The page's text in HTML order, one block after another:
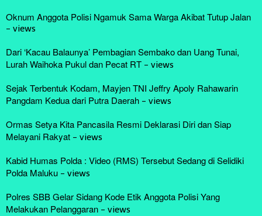
Oknum Anggota Polisi Ngamuk Sama Warga Akibat Tutup Jalan
- views
Dari ‘Kacau Balaunya’ Pembagian Sembako dan Uang Tunai,
Lurah Waihoka Pukul dan Pecat RT - views
Sejak Terbentuk Kodam, Mayjen TNI Jeffry Apoly Rahawarin
Pangdam Kedua dari Putra Daerah - views
Ormas Setya Kita Pancasila Resmi Deklarasi Diri dan Siap
Melayani Rakyat - views
Kabid Humas Polda : Video (RMS) Tersebut Sedang di Selidiki
Polda Maluku - views
Polres SBB Gelar Sidang Kode Etik Anggota Polisi Yang
Melakukan Pelanggaran - views